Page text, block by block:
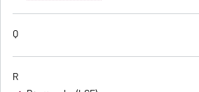
Q
R